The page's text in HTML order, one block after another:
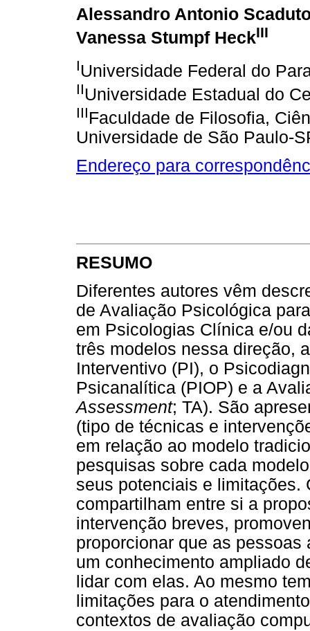
Alessandro Antonio
Vanessa Stumpf HeckIII
IUniversidade Federal do
IIUniversidade Estadual do
IIIFaculdade de Filosofia,
Universidade de São Paulo-
Endereço para
RESUMO
Diferentes autores vêm
de Avaliação Psicológica
em Psicologias Clínica e/ou
três modelos nessa direção,
Interventivo (PI), o
Psicanalítica (PIOP) e a
Assessment; TA). São
(tipo de técnicas e
em relação ao modelo
pesquisas sobre cada
seus potenciais e limitações.
compartilham entre si a
intervenção breves,
proporcionar que as
um conhecimento ampliado
lidar com elas. Ao mesmo
limitações para o
contextos de avaliação